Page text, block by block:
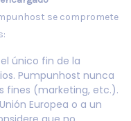
se compromete
único fin de la
Pumpunhost nunca
fines (marketing, etc.).
Europea o a un